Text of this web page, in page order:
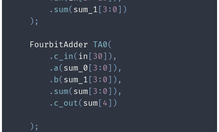
. sum( sum_1 [ 3 : 0] )
) ;
    FourbitAdder
TA0(
. c_in( in [ 30] ) ,
. a( sum_0 [ 3 : 0] ) ,
. b( sum_1 [ 3 : 0] ) ,
. sum( sum [ 3 : 0] ) ,
. c_out( sum [ 4] )
) ;